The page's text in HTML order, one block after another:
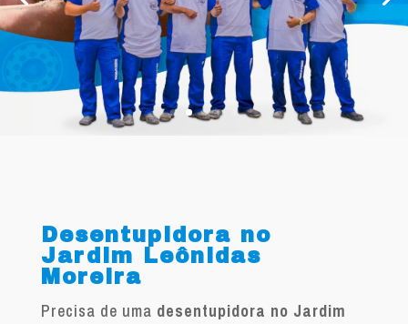
Desentupidora no
Jardim Leônidas
Moreira
Precisa de uma desentupidora no Jardim